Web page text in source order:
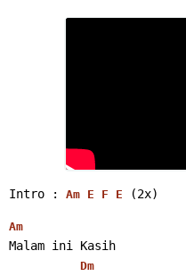
Intro : Am E F E (2x)
Am
Malam ini Kasih
Dm